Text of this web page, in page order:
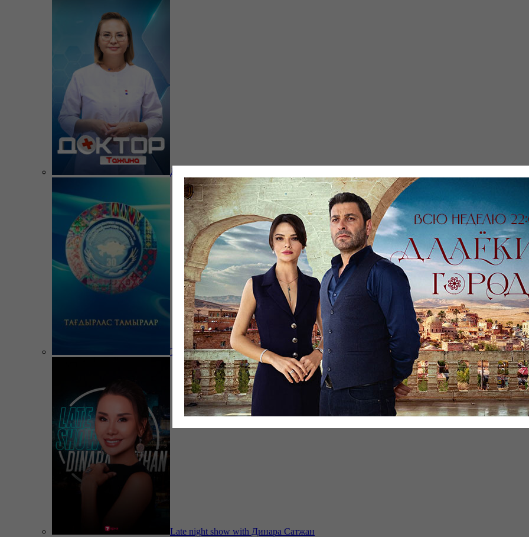
Доктор Тажина
Тағдырлас тамырлар
Late night show with Динара Сатжан